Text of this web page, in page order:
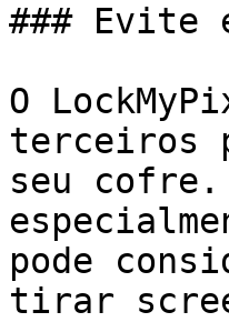
### Evite
O
terceiros
seu
pode
tirar